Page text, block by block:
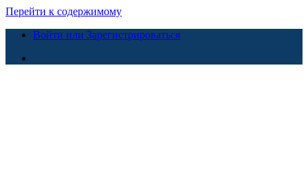
Перейти к содержимому
Войти или Зарегистрироваться